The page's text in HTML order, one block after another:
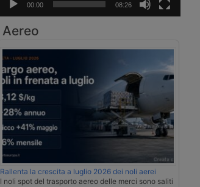
00:00 08:26
Aereo
Rallenta la crescita a luglio 2026 dei noli aerei
I noli spot del trasporto aereo delle merci sono saliti